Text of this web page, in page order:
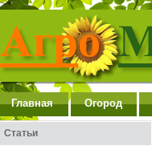
Главная Огород
Статьи